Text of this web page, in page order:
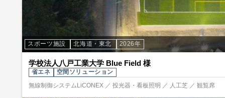
スポーツ施設 北海道・東北 2026年
学校法人八戸工業大学 Blue Field 様
省エネ
空間ソリューション
無線制御システムLiCONEX ／ 投光器・看板照明 ／ 人工芝 ／ 観覧席